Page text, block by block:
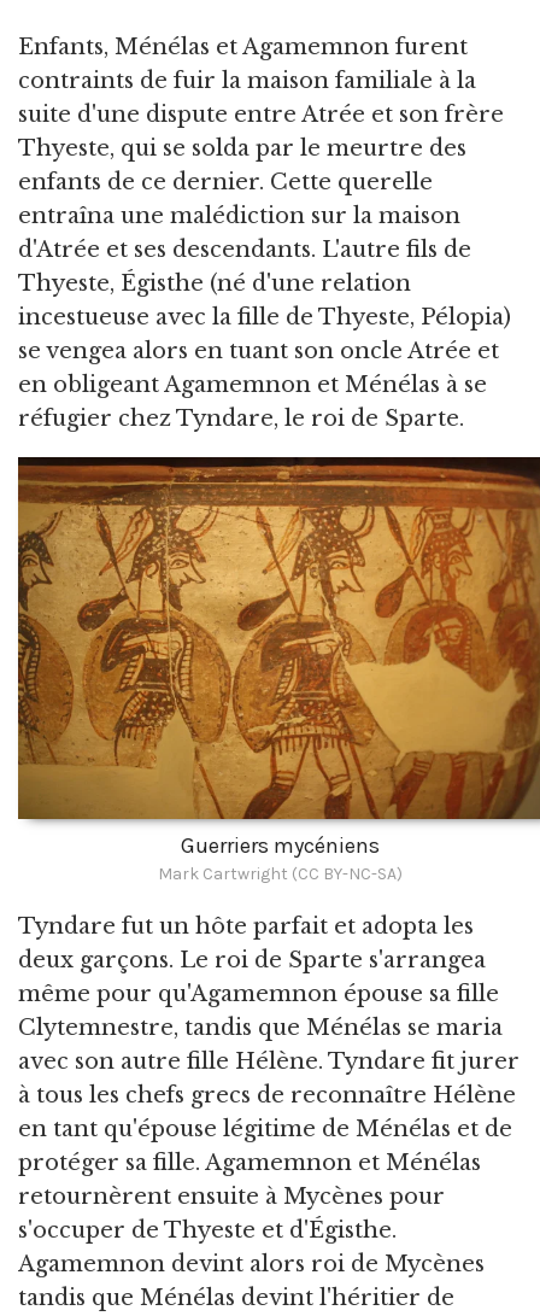
Enfants, Ménélas et Agamemnon furent
contraints de fuir la maison familiale à la
suite d'une dispute entre Atrée et son frère
Thyeste, qui se solda par le meurtre des
enfants de ce dernier. Cette querelle
entraîna une malédiction sur la maison
d'Atrée et ses descendants. L'autre fils de
Thyeste, Égisthe (né d'une relation
incestueuse avec la fille de Thyeste, Pélopia)
se vengea alors en tuant son oncle Atrée et
en obligeant Agamemnon et Ménélas à se
réfugier chez Tyndare, le roi de Sparte.
Guerriers mycéniens
Mark Cartwright (CC BY-NC-SA)
Tyndare fut un hôte parfait et adopta les
deux garçons. Le roi de Sparte s'arrangea
même pour qu'Agamemnon épouse sa fille
Clytemnestre, tandis que Ménélas se maria
avec son autre fille Hélène. Tyndare fit jurer
à tous les chefs grecs de reconnaître Hélène
en tant qu'épouse légitime de Ménélas et de
protéger sa fille. Agamemnon et Ménélas
retournèrent ensuite à Mycènes pour
s'occuper de Thyeste et d'Égisthe.
Agamemnon devint alors roi de Mycènes
tandis que Ménélas devint l'héritier de